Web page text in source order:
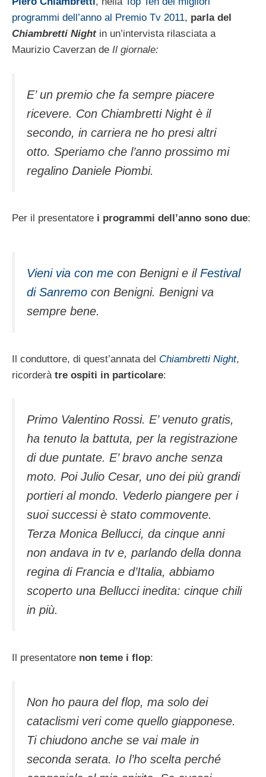
programmi dell’anno al Premio Tv 2011, parla del
Chiambretti Nightin un’intervista rilasciata a
Maurizio Caverzan de Il giornale:
E’ un premio che fa sempre piacere
ricevere. Con Chiambretti Night è il
secondo, in carriera ne ho presi altri
otto. Speriamo che l’anno prossimo mi
regalino Daniele Piombi.
Per il presentatore i programmi dell’anno sono due:
Vieni via con me con Benigni e il Festival
di Sanremo con Benigni. Benigni va
sempre bene.
Il conduttore, di quest’annata del Chiambretti Night,
ricorderàtre ospiti in particolare:
Primo Valentino Rossi. E’ venuto gratis,
ha tenuto la battuta, per la registrazione
di due puntate. E’ bravo anche senza
moto. Poi Julio Cesar, uno dei più grandi
portieri al mondo. Vederlo piangere per i
suoi successi è stato commovente.
Terza Monica Bellucci, da cinque anni
non andava in tv e, parlando della donna
regina di Francia e d’Italia, abbiamo
scoperto una Bellucci inedita: cinque chili
in più.
Il presentatore non teme i flop:
Non ho paura del flop, ma solo dei
cataclismi veri come quello giapponese.
Ti chiudono anche se vai male in
seconda serata. Io l’ho scelta perché